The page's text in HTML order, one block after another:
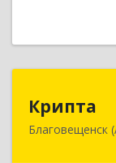
Крипта
Благовещенск